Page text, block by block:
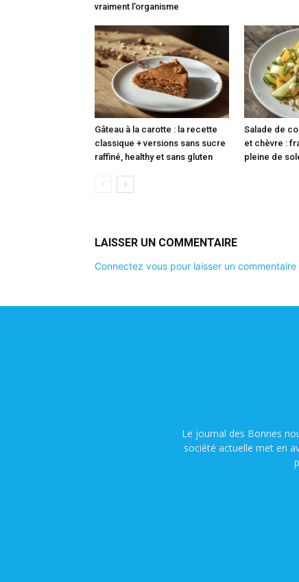
vraiment l’organisme
Gâteau à la carotte : la recette
classique + versions sans sucre
raffiné, healthy et sans gluten
Salade de
et chèvre :
pleine de
LAISSER UN COMMENTAIRE
Connectez vous pour laisser un commentaire
Le journal des Bonnes
société actuelle met en